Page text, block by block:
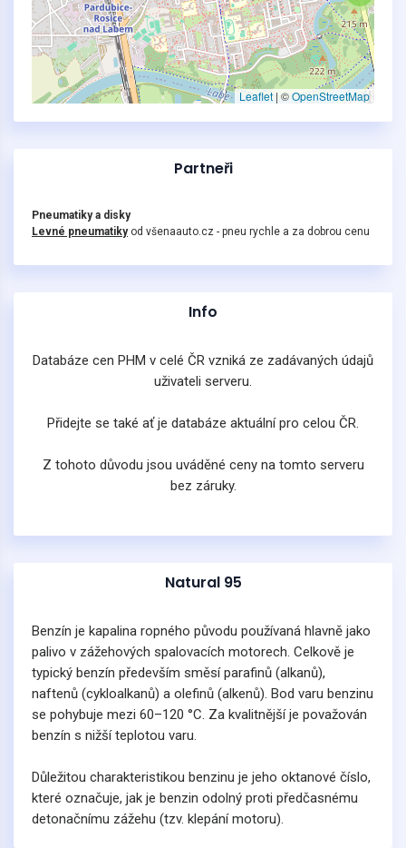
Leaflet |©OpenStreetMap
Partneři
Pneumatiky a disky
Levné pneumatikyod všenaauto.cz - pneu rychle a za dobrou cenu
Info
Databáze cen PHM v celé ČR vzniká ze zadávaných údajů
uživateli serveru.
Přidejte se také ať je databáze aktuální pro celou ČR.
Z tohoto důvodu jsou uváděné ceny na tomto serveru
bez záruky.
Natural 95
Benzín je kapalina ropného původu používaná hlavně jako
palivo v zážehových spalovacích motorech. Celkově je
typický benzín především směsí parafinů (alkanů),
naftenů (cykloalkanů) a olefinů (alkenů). Bod varu benzinu
se pohybuje mezi 60–120 °C. Za kvalitnější je považován
benzín s nižší teplotou varu.
Důležitou charakteristikou benzinu je jeho oktanové číslo,
které označuje, jak je benzin odolný proti předčasnému
detonačnímu zážehu (tzv. klepání motoru).